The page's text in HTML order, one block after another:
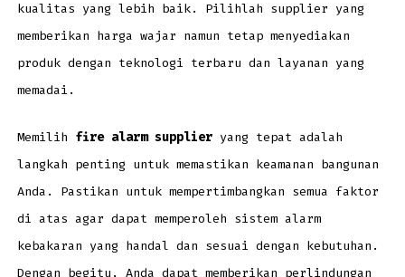
kualitas yang lebih baik. Pilihlah supplier yang
memberikan harga wajar namun tetap menyediakan
produk dengan teknologi terbaru dan layanan yang
memadai.
Memilih fire alarm supplieryang tepat adalah
langkah penting untuk memastikan keamanan bangunan
Anda. Pastikan untuk mempertimbangkan semua faktor
di atas agar dapat memperoleh sistem alarm
kebakaran yang handal dan sesuai dengan kebutuhan.
Dengan begitu, Anda dapat memberikan perlindungan